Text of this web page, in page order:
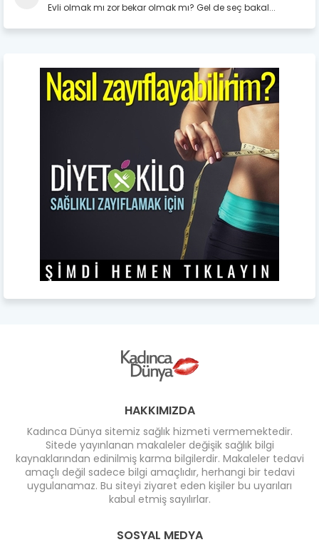
Evli olmak mı zor bekar olmak mı? Gel de seç bakal...
HAKKIMIZDA
Kadınca Dünya sitemiz sağlık hizmeti vermemektedir.
Sitede yayınlanan makaleler değişik sağlık bilgi
kaynaklarından edinilmiş karma bilgilerdir. Makaleler tedavi
amaçlı değil sadece bilgi amaçlıdır, herhangi bir tedavi
uygulanamaz. Bu siteyi ziyaret eden kişiler bu uyarıları
kabul etmiş sayılırlar.
SOSYAL MEDYA